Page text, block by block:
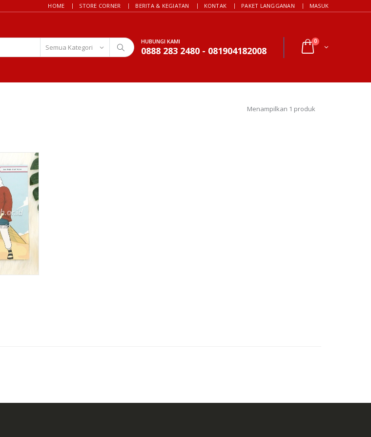
HOME STORE CORNER BERITA & KEGIATAN KONTAK PAKET LANGGANAN MASUK
HUBUNGI KAMI
0888 283 2480 - 081904182008
0
Menampilkan 1 produk